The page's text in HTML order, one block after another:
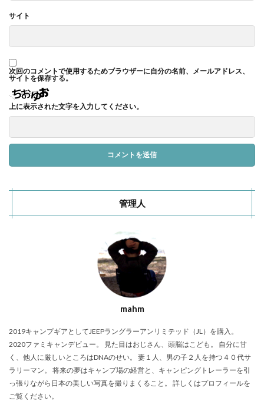
サイト
次回のコメントで使用するためブラウザーに自分の名前、メールアドレス、
サイトを保存する。
上に表示された文字を入力してください。
管理人
mahm
2019キャンプギアとしてJEEPラングラーアンリミテッド（JL）を購入。
2020ファミキャンデビュー。 見た目はおじさん、頭脳はこども。 自分に甘
く、他人に厳しいところはDNAのせい。 妻１人、男の子２人を持つ４０代サ
ラリーマン。 将来の夢はキャンプ場の経営と、キャンピングトレーラーを引
っ張りながら日本の美しい写真を撮りまくること。 詳しくはプロフィールを
ご覧ください。